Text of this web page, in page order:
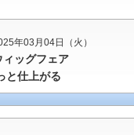
年03月04日（火）
ッグフェア
と仕上がる